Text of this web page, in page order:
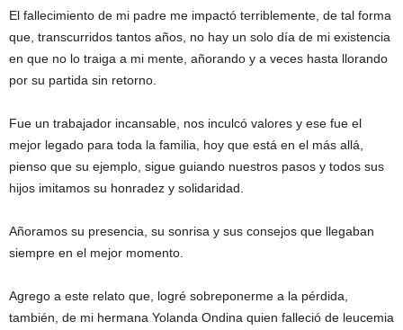
El fallecimiento de mi padre me impactó terriblemente, de tal forma
que, transcurridos tantos años, no hay un solo día de mi existencia
en que no lo traiga a mi mente, añorando y a veces hasta llorando
por su partida sin retorno.
Fue un trabajador incansable, nos inculcó valores y ese fue el
mejor legado para toda la familia, hoy que está en el más allá,
pienso que su ejemplo, sigue guiando nuestros pasos y todos sus
hijos imitamos su honradez y solidaridad.
Añoramos su presencia, su sonrisa y sus consejos que llegaban
siempre en el mejor momento.
Agrego a este relato que, logré sobreponerme a la pérdida,
también, de mi hermana Yolanda Ondina quien falleció de leucemia